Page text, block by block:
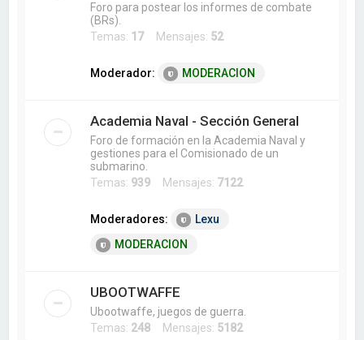
Foro para postear los informes de combate
(BRs).
Temas: 17Mensajes: 52
Moderador: MODERACION
Academia Naval - Sección General
Foro de formación en la Academia Naval y
gestiones para el Comisionado de un
submarino.
Temas: 939 Mensajes: 7122
Moderadores:
Lexu
MODERACION
UBOOTWAFFE
Ubootwaffe, juegos de guerra.
Temas: 248 Mensajes: 5182